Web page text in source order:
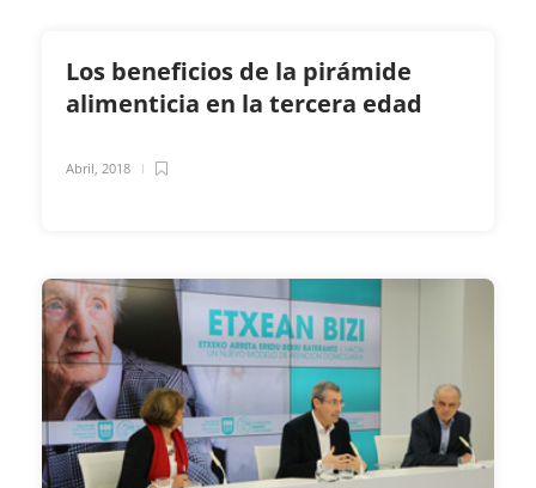
Los beneficios de la pirámide
alimenticia en la tercera edad
Abril, 2018